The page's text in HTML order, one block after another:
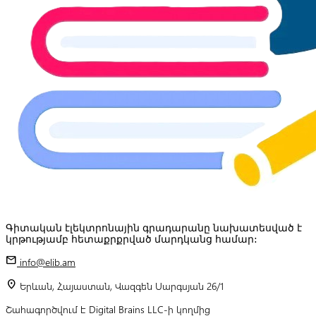
Գիտական էլեկտրոնային գրադարանը նախատեսված է
կրթությամբ հետաքրքրված մարդկանց համար:
mail info@elib.am
location_on Երևան, Հայաստան, Վազգեն Սարգսյան 26/1
Շահագործվում է Digital Brains LLC-ի կողմից